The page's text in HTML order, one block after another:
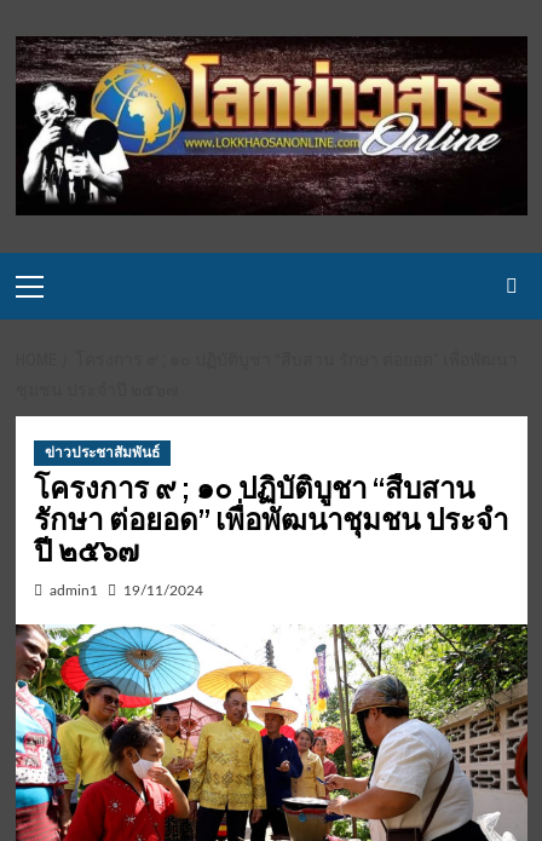
to
content
Menu
ข่าวประชาสัมพันธ์
โครงการ ๙ ; ๑๐ ปฏิบัติบูชา “สืบสาน
รักษา ต่อยอด” เพื่อพัฒนาชุมชน ประจำ
ปี ๒๕๖๗
admin1 19/11/2024